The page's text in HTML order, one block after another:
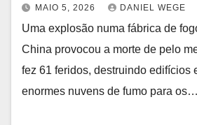
MAIO 5, 2026 DANIEL WEGE
Uma explosão numa fábrica de
China provocou a morte de pelo
fez 61 feridos, destruindo edifícios
enormes nuvens de fumo para os…